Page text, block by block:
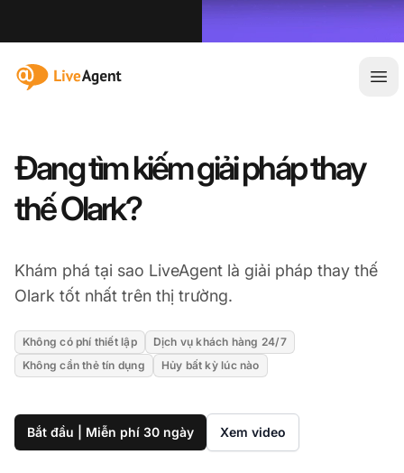
:site.title
Mở
Đang tìm kiếm giải pháp thay
thế Olark?
Khám phá tại sao LiveAgent là giải pháp thay thế
Olark tốt nhất trên thị trường.
Không có phí thiết lập
Dịch vụ khách hàng 24/7
Không cần thẻ tín dụng
Hủy bất kỳ lúc nào
Bắt đầu | Miễn phí 30 ngày Xem video